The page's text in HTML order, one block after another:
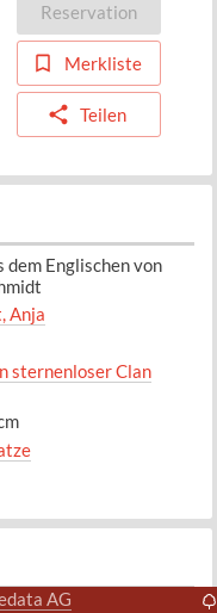
Reservation
Merkliste
Teilen
dem Englischen von
Anja
sternenloser Clan
AG